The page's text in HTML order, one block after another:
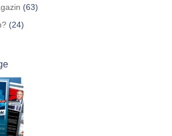
(63)
(24)